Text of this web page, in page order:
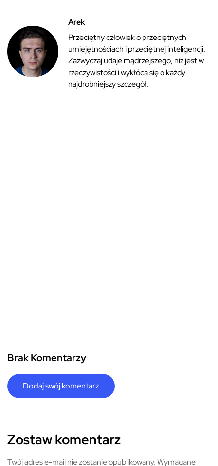
Arek
Przeciętny człowiek o przeciętnych
umiejętnościach i przeciętnej inteligencji.
Zazwyczaj udaje mądrzejszego, niż jest w
rzeczywistości i wykłóca się o każdy
najdrobniejszy szczegół.
Brak Komentarzy
Dodaj swój komentarz
Zostaw komentarz
Twój adres e-mail nie zostanie opublikowany.Wymagane